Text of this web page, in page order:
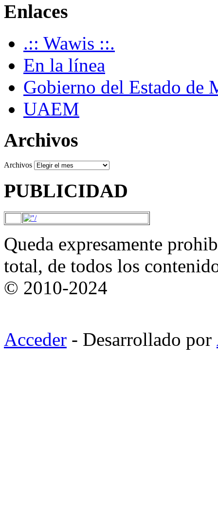
Enlaces
.:: Wawis ::.
En la línea
Gobierno del Estado de
UAEM
Archivos
Archivos
PUBLICIDAD
Queda expresamente
total, de todos los
© 2010-2024
Acceder - Desarrollado por